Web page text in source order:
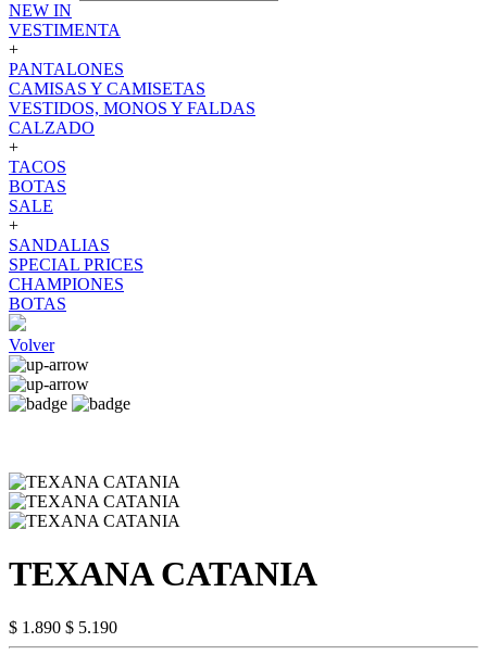
NEW IN
VESTIMENTA
+
PANTALONES
CAMISAS Y CAMISETAS
VESTIDOS, MONOS Y FALDAS
CALZADO
+
TACOS
BOTAS
SALE
+
SANDALIAS
SPECIAL PRICES
CHAMPIONES
BOTAS
Volver
TEXANA CATANIA
$ 1.890 $ 5.190